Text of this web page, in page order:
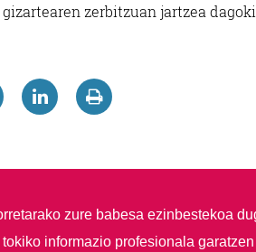
zerbitzuan jartzea
zure babesa ezinbestekoa
informazio profesionala